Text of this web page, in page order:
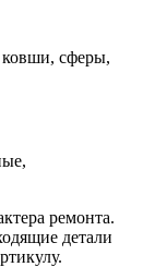
ковши, сферы,
ремонта.
детали